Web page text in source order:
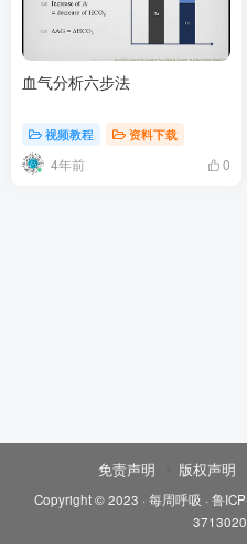
血气分析六步法
视频教程 资料下载
4年前 0
免责声明 版权声明
Copyright © 2023 · 每周呼吸 · 鲁